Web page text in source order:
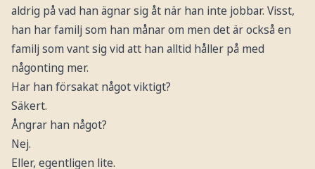
aldrig på vad han ägnar sig åt när han inte jobbar. Visst,
han har familj som han månar om men det är också en
familj som vant sig vid att han alltid håller på med
någonting mer.
Har han försakat något viktigt?
Säkert.
Ångrar han något?
Nej.
Eller, egentligen lite.